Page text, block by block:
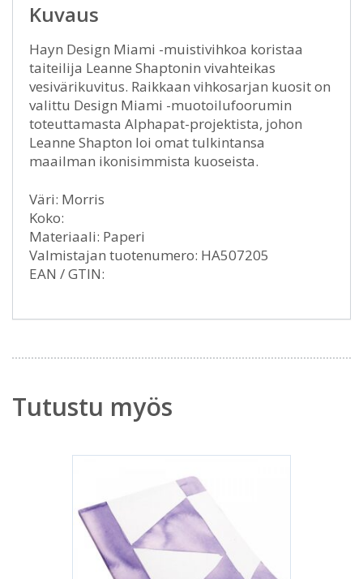
Kuvaus
Hayn Design Miami -muistivihkoa koristaa
taiteilija Leanne Shaptonin vivahteikas
vesivärikuvitus. Raikkaan vihkosarjan kuosit on
valittu Design Miami -muotoilufoorumin
toteuttamasta Alphapat-projektista, johon
Leanne Shapton loi omat tulkintansa
maailman ikonisimmista kuoseista.
Väri: Morris
Koko:
Materiaali: Paperi
Valmistajan tuotenumero: HA507205
EAN / GTIN:
Tutustu myös